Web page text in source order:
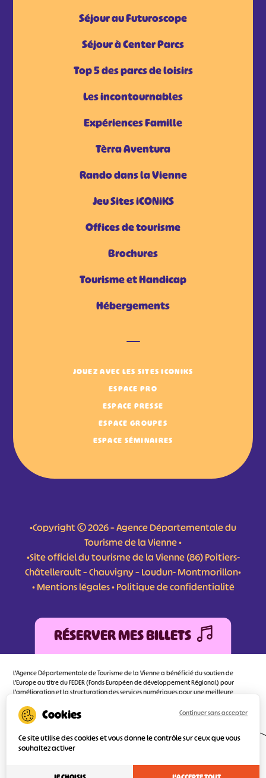
Séjour au Futuroscope
Séjour à Center Parcs
Top 5 des parcs de loisirs
Les incontournables
Expériences Famille
Tèrra Aventura
Rando dans la Vienne
Jeu Sites iCONiKS
Offices de tourisme
Brochures
Tourisme et Handicap
Hébergements
JOUEZ AVEC LES SITES ICONIKS
ESPACE PRO
ESPACE PRESSE
ESPACE GROUPES
ESPACE SÉMINAIRES
•Copyright © 2026 – Agence Départementale du
Tourisme de la Vienne •
•Site officiel du tourisme de la Vienne (86) Poitiers-
Châtellerault – Chauvigny – Loudun- Montmorillon•
•Mentions légales•Politique de confidentialité
RÉSERVER MES BILLETS
L'Agence Départementale de Tourisme de la Vienne a bénéficié du soutien de
l’Europe au titre du FEDER (Fonds Européen de développement Régional) pour
l’amélioration et la structuration des services numériques pour une meilleure
d’orienter au mieux le visiteur.
Ce site utilise des cookies et vous donne le contrôle sur ceux que vous
souhaitez activer
Continuer sans accepter